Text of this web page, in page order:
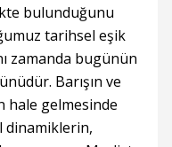
bulunduğunu
tarihsel eşik
zamanda bugünün
Barışın ve
hale gelmesinde
dinamiklerin,